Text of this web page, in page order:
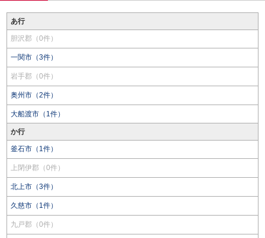
あ行
胆沢郡（0件）
一関市（3件）
岩手郡（0件）
奥州市（2件）
大船渡市（1件）
か行
釜石市（1件）
上閉伊郡（0件）
北上市（3件）
久慈市（1件）
九戸郡（0件）